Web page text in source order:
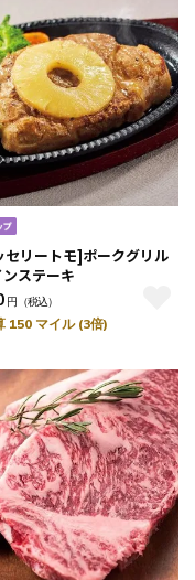
セリートモ]ポークグリル
ンステーキ
円 （税込）
150 マイル (3倍)